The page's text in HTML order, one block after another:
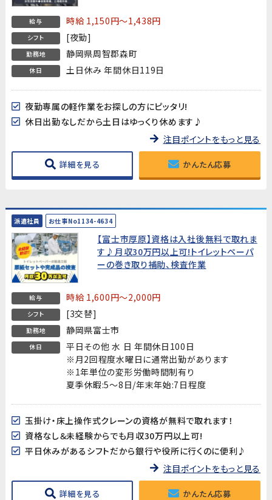
給与 時給 1,150円～1,438円
シフト [夜勤]
勤務地 静岡県周智郡森町
休日 土日休み 年間休日119日
夜勤専属の軽作業をお探しの方にピッタリ!
休日出勤なしだから土日はゆっくり休めます♪
注目ポイントをもっと見る
詳細を見る かんたん応募
派遣社員 お仕事No1134-4634
【富士市厚原】資格は入社後無料で取れま
す♪月収30万円以上可!トイレットペーパ
ーの巻き取り補助、検査作業
給与 時給 1,600円～2,000円
シフト [3交替]
勤務地 静岡県富士市
休日
平日その他 水 日 年間休日100日
※月2回程度水曜日に通常出勤があります
※1年単位の変形労働時間制有り
夏季休暇:5～8日/年末年始:7日程度
玉掛け・床上操作式クレーンの資格が無料で取れます！
資格なし＆未経験からでも月収30万円以上可!
平日休みがあるシフトだから銀行や役所に行くのに便利♪
注目ポイントをもっと見る
詳細を見る かんたん応募